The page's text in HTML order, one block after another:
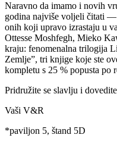
Naravno da imamo i novih
godina najviše voljeli čitati
onih koji upravo izrastaju u
Ottesse Moshfegh, Mieko
kraju: fenomenalna trilogija
Zemlje”, tri knjige koje ste
kompletu s 25 % popusta po
Pridružite se slavlju i
Vaši V&R
*paviljon 5, štand 5D